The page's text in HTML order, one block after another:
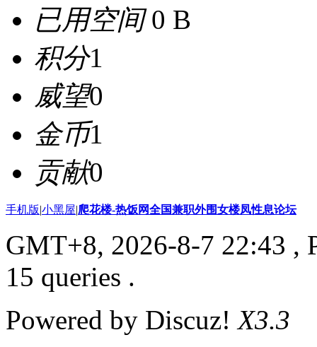
已用空间0 B
积分1
威望0
金币1
贡献0
手机版|小黑屋|爬花楼-热饭网全国兼职外围女楼凤性息论坛
GMT+8, 2026-8-7 22:43 ,
15 queries .
Powered by Discuz!X3.3